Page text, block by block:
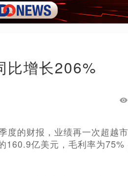
比增长206%
的财报，业绩再一次超越
160.9亿美元，毛利率为